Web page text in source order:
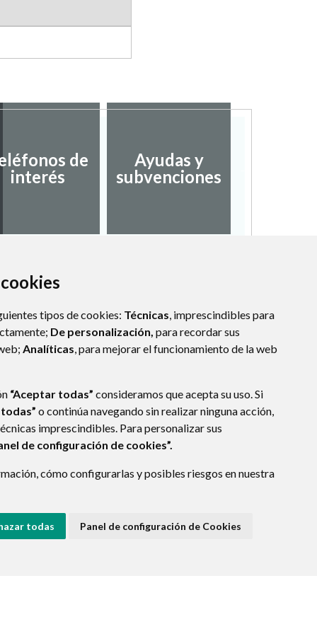
tipos de cookies: Técnicas, imprescindibles para
De personalización, para recordar sus
Analíticas, para mejorar el funcionamiento de la web
“Aceptar todas” consideramos que acepta su uso. Si
o continúa navegando sin realizar ninguna acción,
imprescindibles. Para personalizar sus
de configuración de cookies”.
cómo configurarlas y posibles riesgos en nuestra
todas Panel de configuración de Cookies
de
interés
Ayudas y
subvenciones